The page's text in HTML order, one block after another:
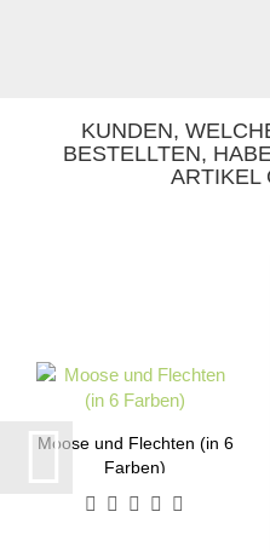
KUNDEN,
BESTELLTEN,
ARTIKEL
Moose und Flechten (in 6
Farben)